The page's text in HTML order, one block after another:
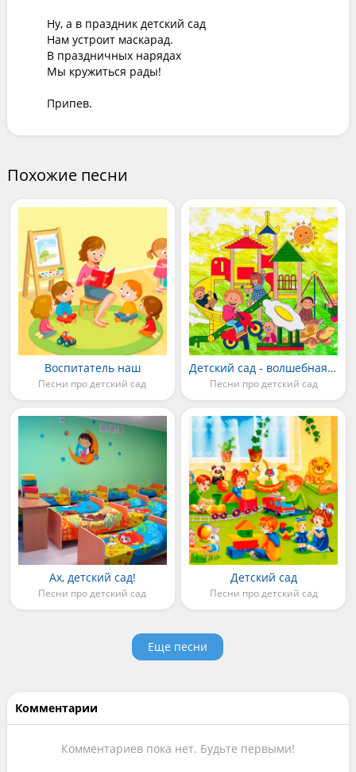
Ну, а в праздник детский сад
Нам устроит маскарад.
В праздничных нарядах
Мы кружиться рады!
Припев.
Похожие песни
Воспитатель наш
Песни про детский сад
Детский сад - волшебная страна
Песни про детский сад
Ах, детский сад!
Песни про детский сад
Детский сад
Песни про детский сад
Еще песни
Комментарии
Комментариев пока нет. Будьте первыми!